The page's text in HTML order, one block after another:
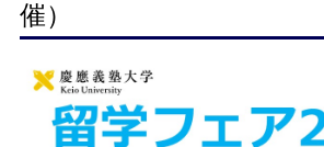
催）